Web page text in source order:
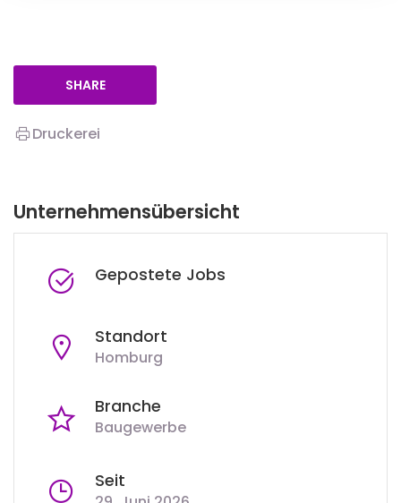
SHARE
Druckerei
Unternehmensübersicht
Gepostete Jobs
Standort
Homburg
Branche
Baugewerbe
Seit